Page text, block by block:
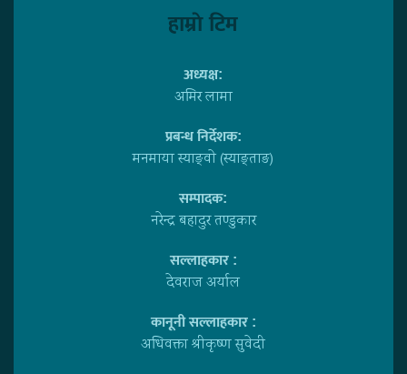
हाम्राे टिम
अध्यक्ष:
अमिर लामा
प्रबन्ध निर्देशक:
मनमाया स्याङ्वाे (स्याङ्ताङ)
सम्पादक:
नरेन्द्र बहादुर तण्डुकार
सल्लाहकार :
देवराज अर्याल
कानूनी सल्लाहकार :
अधिवक्ता श्रीकृष्ण सुवेदी